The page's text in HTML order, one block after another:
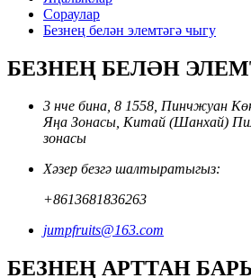
Сораулар
Безнең белән элемтәгә чыгу
БЕЗНЕҢ БЕЛӘН
3 нче бина, 8 1558, Пинчжуан
Яңа Зонасы, Китай (Шанхай)
зонасы
Хәзер безгә шалтыратыгыз:
+8613681836263
jumpfruits@163.com
БЕЗНЕҢ АРТТАН